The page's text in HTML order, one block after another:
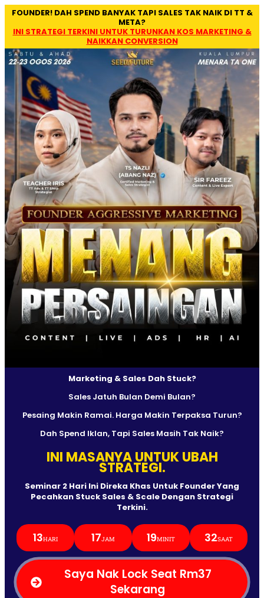
FOUNDER! DAH SPEND BANYAK TAPI SALES TAK NAIK DI TT &
META?
INI STRATEGI TERKINI UNTUK TURUNKAN KOS MARKETING &
NAIKKAN CONVERSION
Marketing & Sales Dah Stuck?
Sales Jatuh Bulan Demi Bulan?
Pesaing Makin Ramai. Harga Makin Terpaksa Turun?
Dah Spend Iklan, Tapi Sales Masih Tak Naik?
INI MASANYA UNTUK UBAH
STRATEGI.
Seminar 2 Hari Ini Direka Khas Untuk Founder Yang
Pecahkan Stuck Sales & Scale Dengan Strategi
Terkini.
13HARI 17JAM 19MINIT 30SAAT
Saya Nak Lock Seat Rm37
Sekarang